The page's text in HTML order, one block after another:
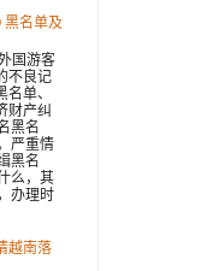
黑名单及
国游客
不良记
单、
财产纠
黑名
严重情
黑名
么，其
办理时
越南落